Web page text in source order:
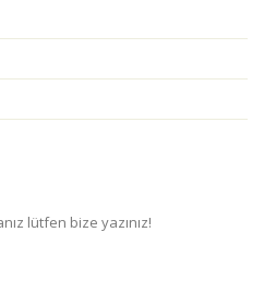
lütfen bize yazınız!